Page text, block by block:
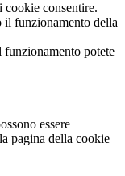
cookie consentire.
il funzionamento della
funzionamento potete
essere
pagina della cookie